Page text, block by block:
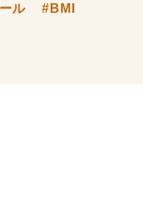
ル #BMI